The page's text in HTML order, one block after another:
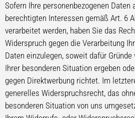
Sofern Ihre personenbezogenen Daten
berechtigten Interessen gemäß Art. 6
verarbeitet werden, haben Sie das
Widerspruch gegen die Verarbeitung
Daten einzulegen, soweit dafür
Ihrer besonderen Situation ergeben
gegen Direktwerbung richtet. Im
generelles Widerspruchsrecht, das
besonderen Situation von uns